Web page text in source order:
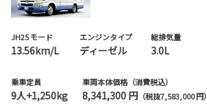
JH25 モード
13.56km/L
エンジンタイプ
ディーゼル
総排気量
3.0L
乗車定員
9人+1,250kg
車両本体価格（消費税込）
8,341,300 円 （税抜7,583,000 円）